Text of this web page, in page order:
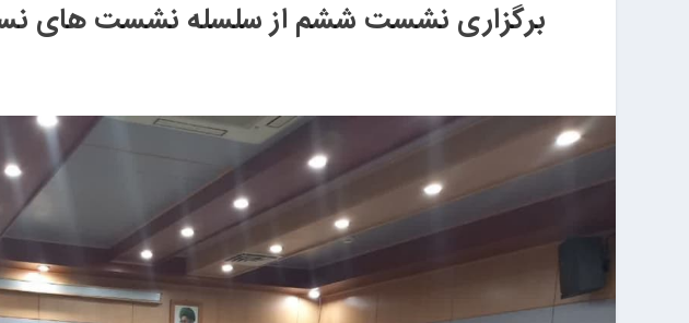
برگزاری نشست ششم از سلسله نشست های